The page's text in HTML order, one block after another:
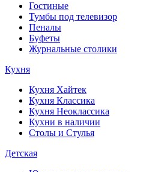
Гостиные
Тумбы под телевизор
Пеналы
Буфеты
Журнальные столики
Кухня
Кухня Хайтек
Кухня Классика
Кухня Неоклассика
Кухни в наличии
Столы и Стулья
Детская